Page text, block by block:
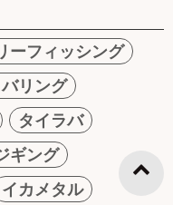
ーフィッシング
バリング
タイラバ
ギング
イカメタル